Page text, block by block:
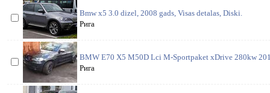
Bmw x5 3.0 dizel, 2008 gads, Visas detalas, Diski.
Рига
BMW E70 X5 M50D Lci M-Sportpaket xDrive 280kw
Рига